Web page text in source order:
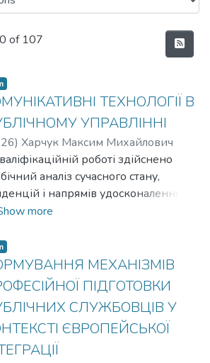
of 107
ТЕХНОЛОГІЇ В
УПРАВЛІННІ
) Харчук Максим Михайлович
роботі здійснено
аналіз сучасного стану,
і напрямів удосконалення
процесів у системі
потенціалу впровадження
комунікаційних
для підвищення
прозорості та відкритості
органів державної влади й
самоврядування; досліджено
інструменти й методи їх
more
МЕХАНІЗМІВ
ПІДГОТОВКИ
СЛУЖБОВЦІВ У
ЄВРОПЕЙСЬКОЇ